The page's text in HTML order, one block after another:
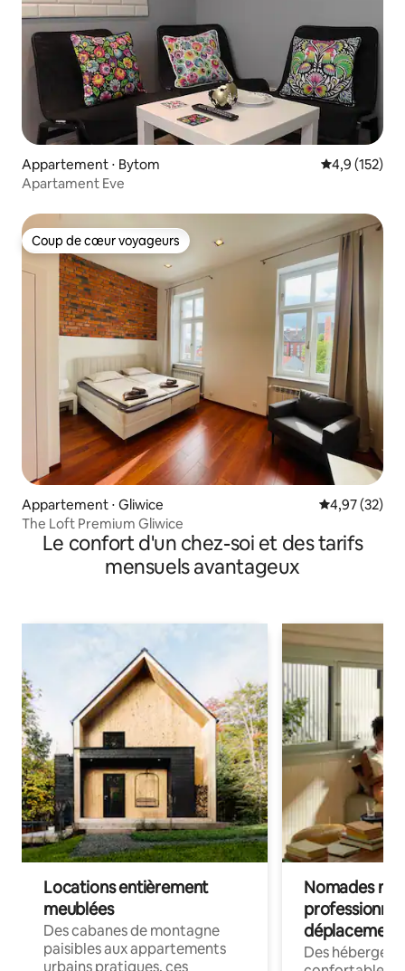
Appartement ⋅ Bytom Évaluation
4,9 (152)
Apartament Eve
Coup de cœur voyageurs
Coup de cœur voyageurs
Appartement ⋅ Gliwice Évaluation
4,97 (32)
The Loft Premium Gliwice
Le confort d'un chez-soi et des tarifs
mensuels avantageux
Locations entièrement
meublées
Des cabanes de montagne
paisibles aux appartements
urbains pratiques, ces
Nomades
déplacement
Des